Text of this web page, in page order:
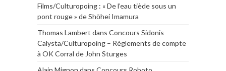
Films/Culturopoing : « De l’eau tiède sous un
pont rouge » de Shōhei Imamura
Thomas Lambert dans Concours Sidonis
Calysta/Culturopoing – Règlements de compte
à OK Corral de John Sturges